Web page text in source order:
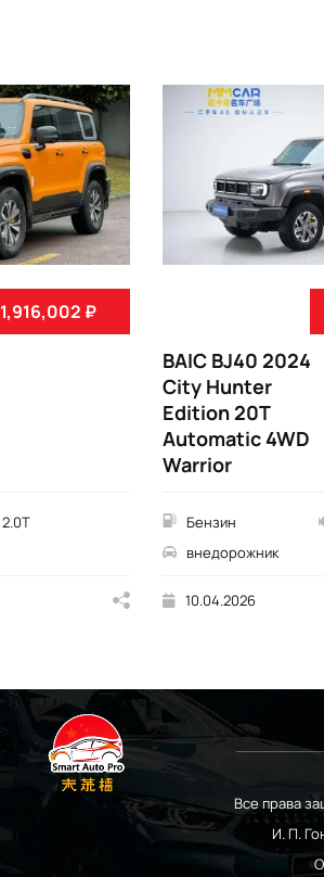
1,916,002 ₽
2.0T
BAIC BJ40 2024
City Hunter
Edition 20T
Automatic 4WD
Warrior
Бензин
внедорожник
10.04.2026
Все права
И. П.